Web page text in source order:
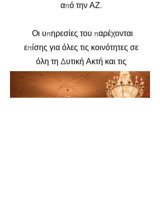
από την ΑΖ.
Οι υπηρεσίες του παρέχονται
επίσης για όλες τις κοινότητες σε
όλη τη Δυτική Ακτή και τις
Ηνωμένες Πολιτείες!
Ρίξτε μια ματιά στη σελίδα